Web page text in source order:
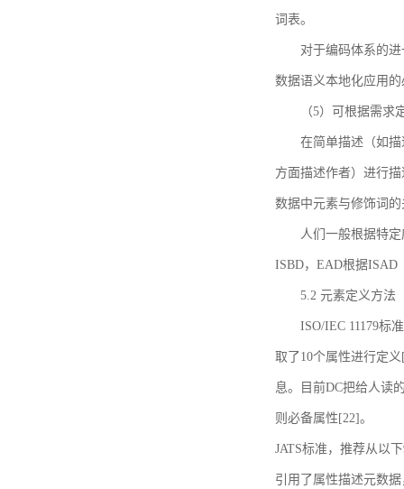
词表。
对于编码体系的
数据语义本地化应用
（5）可根据需求
在简单描述（如
方面描述作者）进行
数据中元素与修饰词
人们一般根据特
ISBD，EAD根据ISAD
5.2 元素定义方法
ISO/IEC 11179标
取了10个属性进行定
息。目前DC把给人读
则必备属性[22]。
JATS标准，推荐从以
引用了属性描述元数